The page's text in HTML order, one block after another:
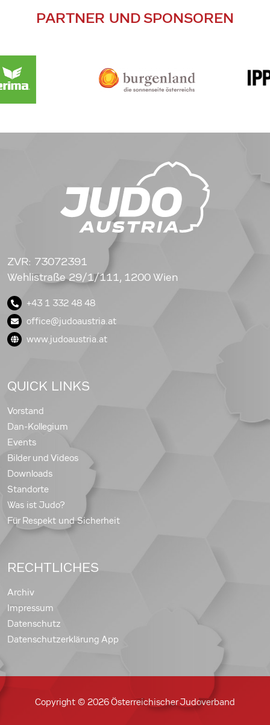
PARTNER UND SPONSOREN
ZVR: 73072391
Wehlistraße 29/1/111, 1200 Wien
+43 1 332 48 48
office@judoaustria.at
www.judoaustria.at
QUICK LINKS
Vorstand
Dan-Kollegium
Events
Bilder und Videos
Downloads
Standorte
Was ist Judo?
Für Respekt und Sicherheit
RECHTLICHES
Archiv
Impressum
Datenschutz
Datenschutzerklärung App
Copyright © 2026 Österreichischer Judoverband